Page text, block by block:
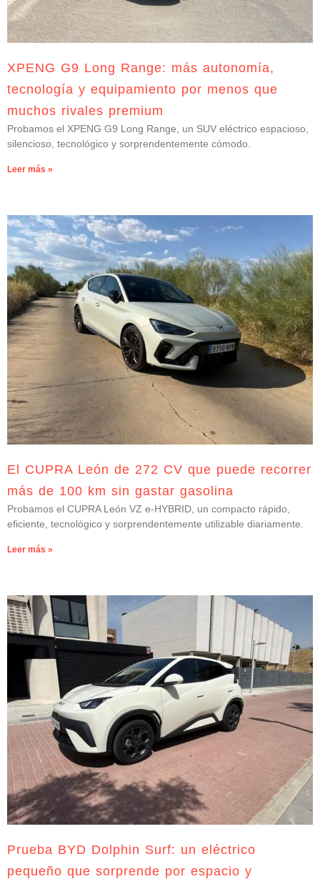
XPENG G9 Long Range: más autonomía,
tecnología y equipamiento por menos que
muchos rivales premium
Probamos el XPENG G9 Long Range, un SUV eléctrico espacioso,
silencioso, tecnológico y sorprendentemente cómodo.
Leer más »
El CUPRA León de 272 CV que puede recorrer
más de 100 km sin gastar gasolina
Probamos el CUPRA León VZ e-HYBRID, un compacto rápido,
eficiente, tecnológico y sorprendentemente utilizable diariamente.
Leer más »
Prueba BYD Dolphin Surf: un eléctrico
pequeño que sorprende por espacio y